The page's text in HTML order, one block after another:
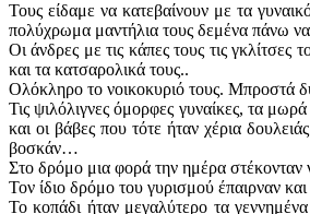
Τους είδαμε να κατεβαίνουν με τα
πολύχρωμα μαντήλια τους δεμένα πάνω να
Οι άνδρες με τις κάπες τους τις
και τα κατσαρολικά τους..
Ολόκληρο το νοικοκυριό τους. Μπροστά
Τις ψιλόλιγνες όμορφες γυναίκες, τα
και οι βάβες που τότε ήταν χέρια
βοσκάν…
Στο δρόμο μια φορά την ημέρα
Τον ίδιο δρόμο του γυρισμού έπαιρναν
Το κοπάδι ήταν μεγαλύτερο τα